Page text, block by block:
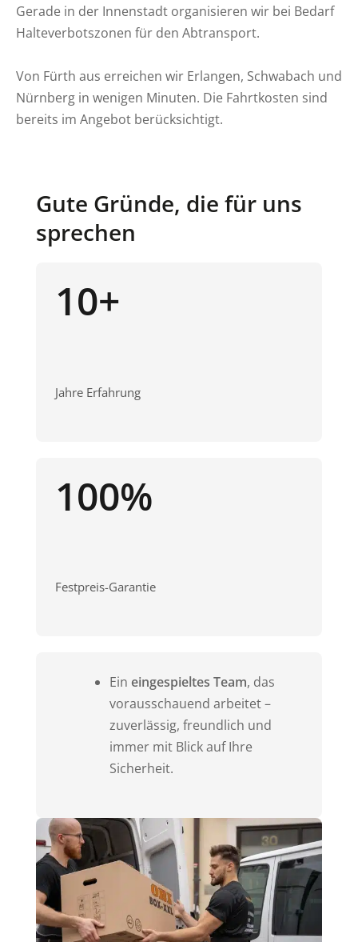
Gerade in der Innenstadt organisieren wir bei Bedarf
Halteverbotszonen für den Abtransport.
Von Fürth aus erreichen wir Erlangen, Schwabach und
Nürnberg in wenigen Minuten. Die Fahrtkosten sind
bereits im Angebot berücksichtigt.
Gute Gründe, die für uns
sprechen
10+
Jahre Erfahrung
100%
Festpreis-Garantie
Ein eingespieltes Team, das
vorausschauend arbeitet –
zuverlässig, freundlich und
immer mit Blick auf Ihre
Sicherheit.